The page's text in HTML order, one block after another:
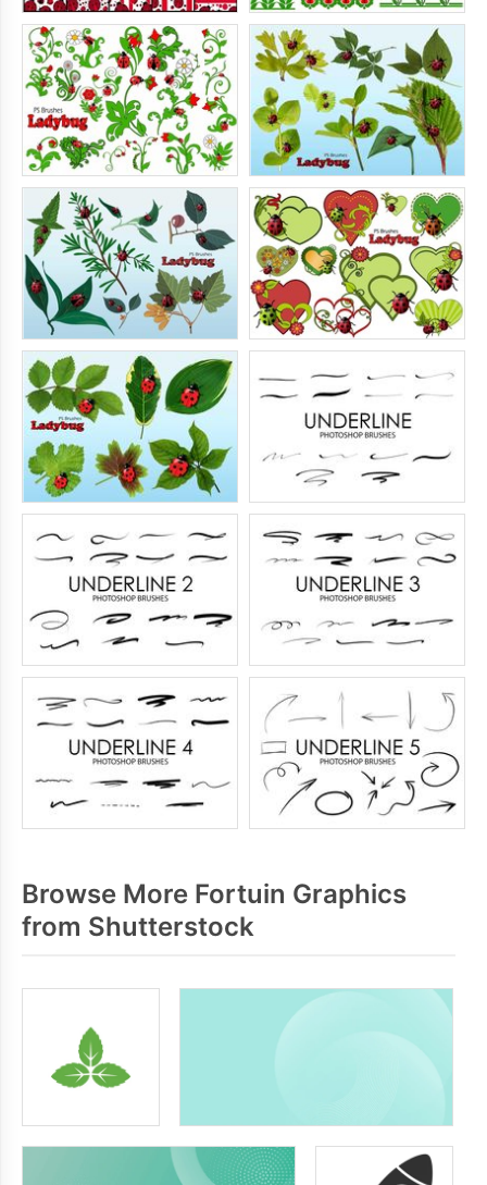
Browse More Fortuin Graphics
from Shutterstock